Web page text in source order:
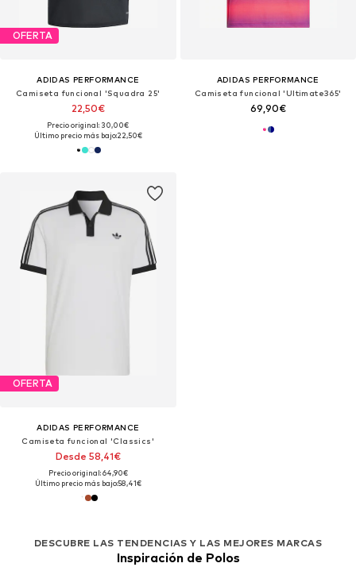
OFERTA
ADIDAS PERFORMANCE
Camiseta funcional 'Squadra 25'
22,50€
Precio original: 30,00€
Último precio más bajo:22,50€
ADIDAS PERFORMANCE
Camiseta funcional 'Ultimate365'
69,90€
OFERTA
ADIDAS PERFORMANCE
Camiseta funcional 'Classics'
Desde 58,41€
Precio original: 64,90€
Último precio más bajo:58,41€
DESCUBRE LAS TENDENCIAS Y LAS MEJORES MARCAS
Inspiración de Polos